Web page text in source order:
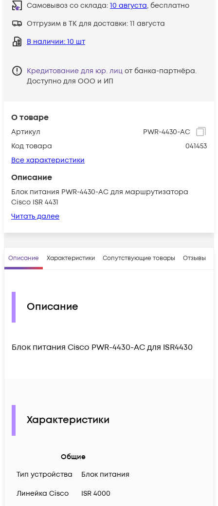
О товаре
Артикул
PWR-4430-AC
Код товара
041453
Все характеристики
Описание
Блок питания PWR-4430-AC для маршрутизатора
Cisco ISR 4431
Читать далее
Самовывоз со склада: 10 августа, бесплатно
Отгрузим в ТК для доставки: 11 августа
В наличии: 10 шт
Кредитование для юр. лиц от банка-партнёра.
Доступно для ООО и ИП
Описание Характеристики Сопутствующие товары Отзывы
Описание
Блок питания Cisco PWR-4430-AC для ISR4430
Характеристики
Общие
Тип устройства
Блок питания
Линейка Cisco ISR 4000